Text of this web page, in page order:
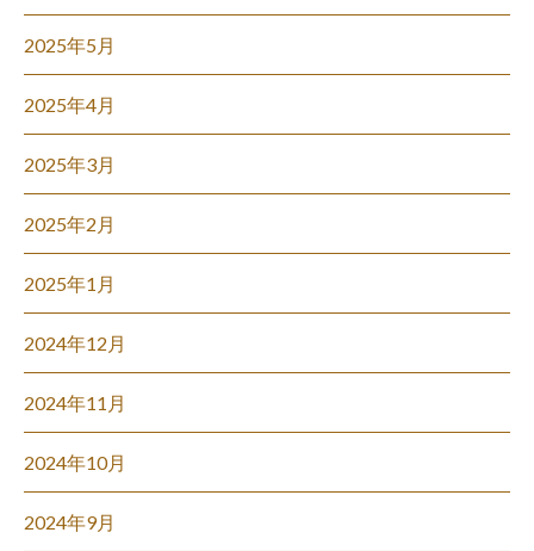
2025年5月
2025年4月
2025年3月
2025年2月
2025年1月
2024年12月
2024年11月
2024年10月
2024年9月